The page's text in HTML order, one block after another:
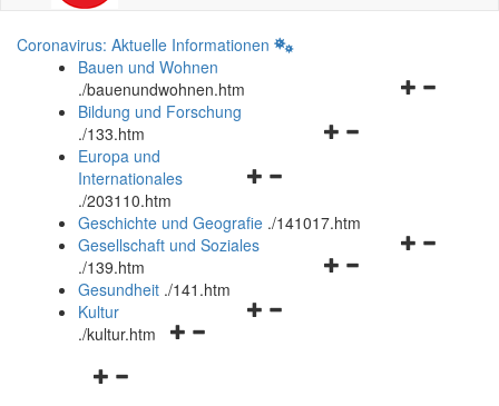
Coronavirus: Aktuelle Informationen
Bauen und Wohnen
./bauenundwohnen.htm
Navigationsmenü
Bildung und Forschung
./133.htm
Navigationsmenü
und
schließen
Europa und
Internationales
./203110.htm
Geschichte und Geografie ./141017.htm
Navigationsmenü
Gesellschaft und Soziales
./139.htm
Navigationsmenü
Gesundheit ./141.htm
Navigationsmenü
Kultur
./kultur.htm
Navigationsmenü